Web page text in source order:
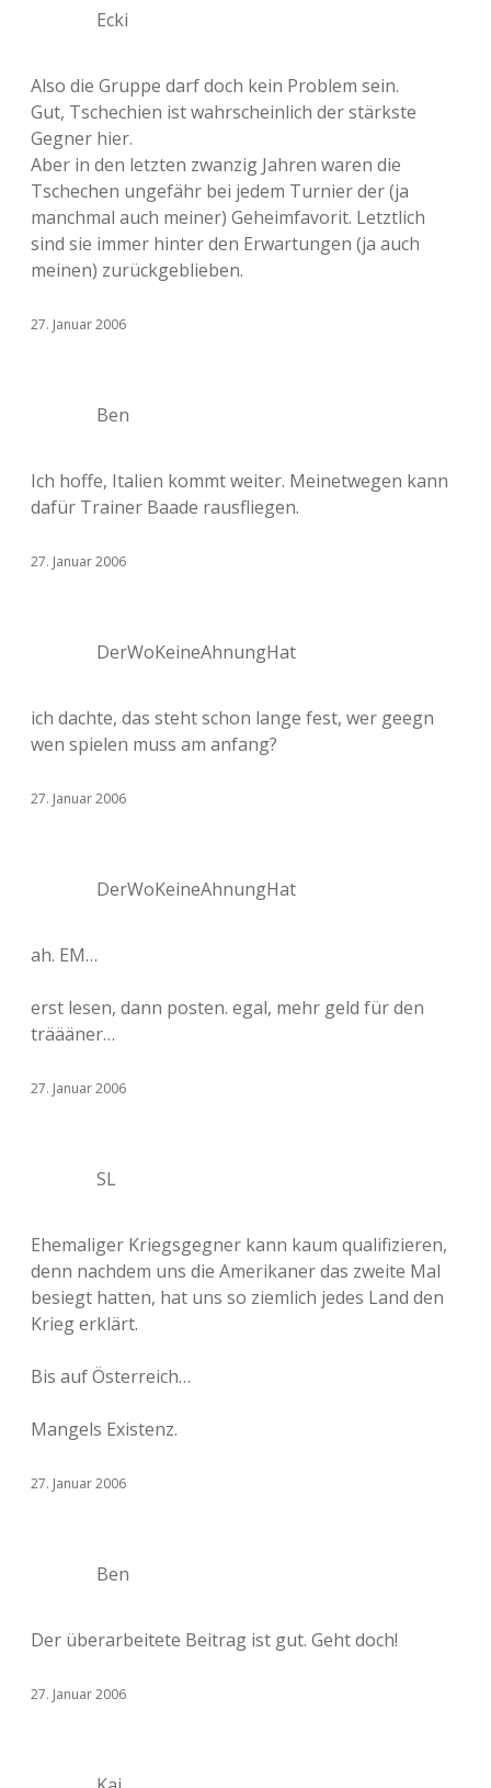
Ecki
Also die Gruppe darf doch kein Problem sein.
Gut, Tschechien ist wahrscheinlich der stärkste
Gegner hier.
Aber in den letzten zwanzig Jahren waren die
Tschechen ungefähr bei jedem Turnier der (ja
manchmal auch meiner) Geheimfavorit. Letztlich
sind sie immer hinter den Erwartungen (ja auch
meinen) zurückgeblieben.
27. Januar 2006
Ben
Ich hoffe, Italien kommt weiter. Meinetwegen kann
dafür Trainer Baade rausfliegen.
27. Januar 2006
DerWoKeineAhnungHat
ich dachte, das steht schon lange fest, wer geegn
wen spielen muss am anfang?
27. Januar 2006
DerWoKeineAhnungHat
ah. EM…
erst lesen, dann posten. egal, mehr geld für den
träääner…
27. Januar 2006
SL
Ehemaliger Kriegsgegner kann kaum qualifizieren,
denn nachdem uns die Amerikaner das zweite Mal
besiegt hatten, hat uns so ziemlich jedes Land den
Krieg erklärt.
Bis auf Österreich…
Mangels Existenz.
27. Januar 2006
Ben
Der überarbeitete Beitrag ist gut. Geht doch!
27. Januar 2006